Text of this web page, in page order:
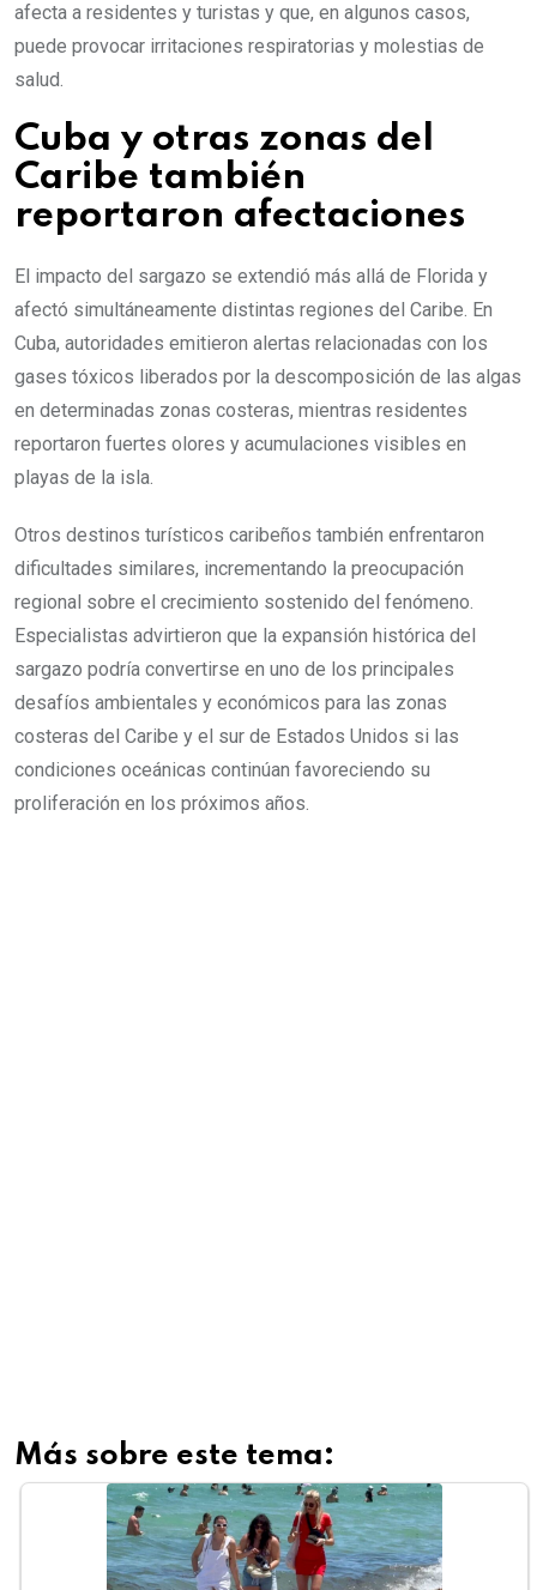
afecta a residentes y turistas y que, en algunos casos,
puede provocar irritaciones respiratorias y molestias de
salud.
Cuba y otras zonas del
Caribe también
reportaron afectaciones
El impacto del sargazo se extendió más allá de Florida y
afectó simultáneamente distintas regiones del Caribe. En
Cuba, autoridades emitieron alertas relacionadas con los
gases tóxicos liberados por la descomposición de las algas
en determinadas zonas costeras, mientras residentes
reportaron fuertes olores y acumulaciones visibles en
playas de la isla.
Otros destinos turísticos caribeños también enfrentaron
dificultades similares, incrementando la preocupación
regional sobre el crecimiento sostenido del fenómeno.
Especialistas advirtieron que la expansión histórica del
sargazo podría convertirse en uno de los principales
desafíos ambientales y económicos para las zonas
costeras del Caribe y el sur de Estados Unidos si las
condiciones oceánicas continúan favoreciendo su
proliferación en los próximos años.
Más sobre este tema: